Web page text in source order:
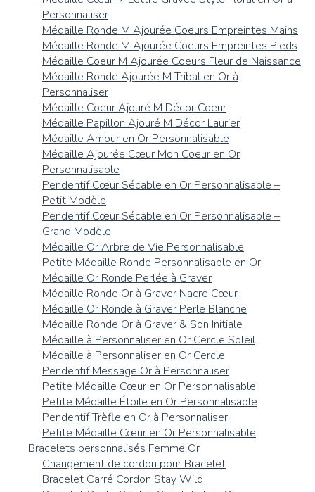
Personnaliser
Médaille Ronde M Ajourée Coeurs Empreintes Mains
Médaille Ronde M Ajourée Coeurs Empreintes Pieds
Médaille Coeur M Ajourée Coeurs Fleur de Naissance
Médaille Ronde Ajourée M Tribal en Or à
Personnaliser
Médaille Coeur Ajouré M Décor Coeur
Médaille Papillon Ajouré M Décor Laurier
Médaille Amour en Or Personnalisable
Médaille Ajourée Cœur Mon Coeur en Or
Personnalisable
Pendentif Cœur Sécable en Or Personnalisable –
Petit Modèle
Pendentif Cœur Sécable en Or Personnalisable –
Grand Modèle
Médaille Or Arbre de Vie Personnalisable
Petite Médaille Ronde Personnalisable en Or
Médaille Or Ronde Perlée à Graver
Médaille Ronde Or à Graver Nacre Cœur
Médaille Or Ronde à Graver Perle Blanche
Médaille Ronde Or à Graver & Son Initiale
Médaille à Personnaliser en Or Cercle Soleil
Médaille à Personnaliser en Or Cercle
Pendentif Message Or à Personnaliser
Petite Médaille Cœur en Or Personnalisable
Petite Médaille Étoile en Or Personnalisable
Pendentif Trèfle en Or à Personnaliser
Petite Médaille Cœur en Or Personnalisable
Bracelets personnalisés Femme Or
Changement de cordon pour Bracelet
Bracelet Carré Cordon Stay Wild